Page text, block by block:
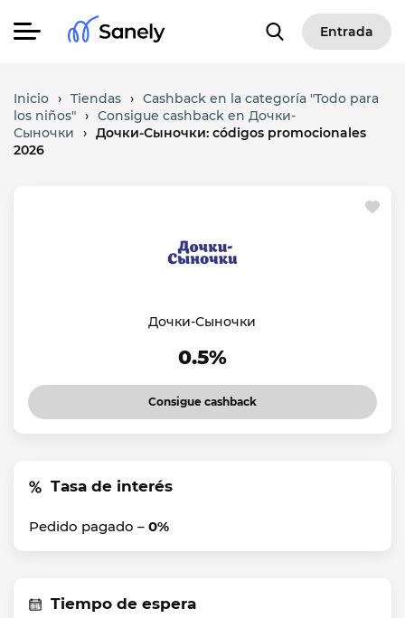
Entrada
Inicio › Tiendas › Cashback en la categoría "Todo para
los niños" › Consigue cashback en Дочки-
Сыночки
› Дочки-Сыночки: códigos promocionales
2026
Дочки-Сыночки
0.5%
Consigue cashback
Tasa de interés
Pedido pagado – 0%
Tiempo de espera